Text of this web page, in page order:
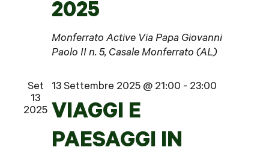
2025
Monferrato Active Via Papa Giovanni
Paolo II n. 5, Casale Monferrato (AL)
Set
13
2025
13 Settembre 2025 @ 21:00 - 23:00
VIAGGI E
PAESAGGI IN